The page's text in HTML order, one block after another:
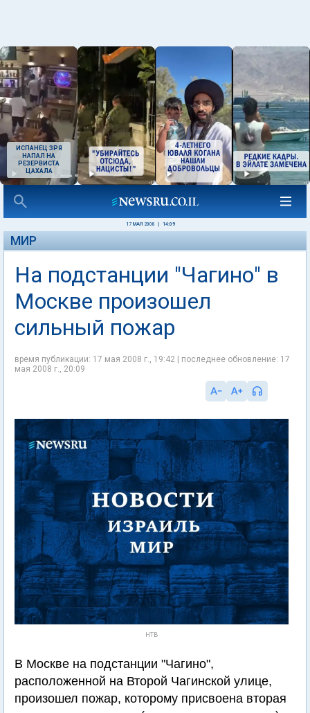
ИСПАНЕЦ ЗРЯ
НАПАЛ НА
РЕЗЕРВИСТА
ЦАХАЛА
17 МАЯ 2008 14:09
МИР
На подстанции "Чагино" в
Москве произошел
сильный пожар
время публикации: 17 мая 2008 г., 19:42 | последнее обновление: 17
мая 2008 г., 20:09
НТВ
В Москве на подстанции "Чагино",
расположенной на Второй Чагинской улице,
произошел пожар, которому присвоена вторая